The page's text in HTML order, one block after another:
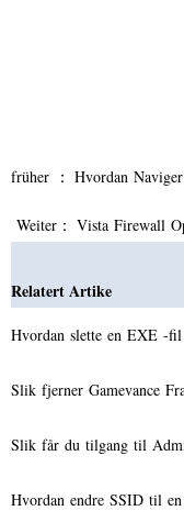
früher ： Hvordan
Weiter： Vista Firewall
Relatert Artike
Hvordan slette en EXE -
Slik fjerner Gamevance
Slik får du tilgang til
Hvordan endre SSID til